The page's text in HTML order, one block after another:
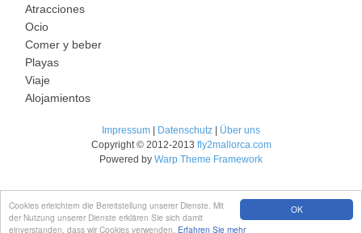
OK
Cookies erleichtern die Bereitstellung unserer Dienste. Mit
der Nutzung unserer Dienste erklären Sie sich damit
einverstanden, dass wir Cookies verwenden. Erfahren Sie mehr
Atracciones
Ocio
Comer y beber
Playas
Viaje
Alojamientos
Impressum Datenschutz
Über uns
Copyright © 2012-2013 fly2mallorca.com
Powered by Warp Theme Framework